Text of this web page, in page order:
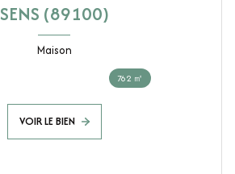
SENS (89100)
Maison
762 ㎡
VOIR LE BIEN